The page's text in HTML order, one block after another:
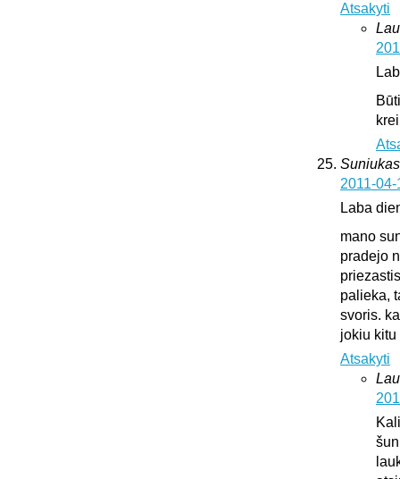
Atsakyti
2011-
Laba
mano
pradejo
palieka,
svoris.
jokiu kitu
Atsakyti